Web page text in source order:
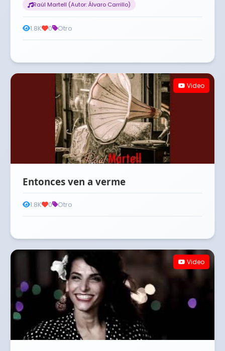
Raúl Martell (Autor: Álvaro Carrillo)
1.8K 0 Otro
Video
Entonces ven a verme
1.8K 0 Otro
Video